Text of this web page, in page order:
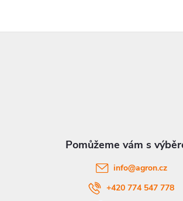
info@agron.cz
+420 774 547 778